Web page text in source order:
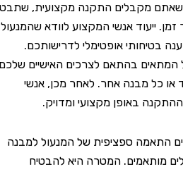
מקבלים התקנה מקצועית, שתבטיח
ייעוד אנשי המקצוע לוודא שהמנעול
אופטימלי לדרישותכם.
בהתאם לצרכים האישיים שלכם,
כל מבנה אחר. לאחר מכן, אנשי
באופן מקצועי ומדויק.
ספציפית של המנעול למבנה
מותאמים. המטרה היא להבטיח